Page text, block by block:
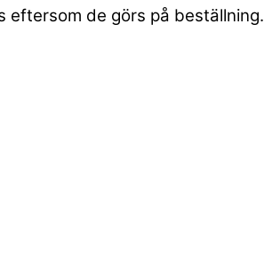
eftersom de görs på beställning.